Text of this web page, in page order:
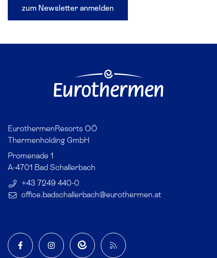
zum Newsletter anmelden
EurothermenResorts OÖ
Thermenholding GmbH
Promenade 1
A-4701 Bad Schallerbach
+43 7249 440-0
office.badschallerbach​@eurothermen.at
FacebookInstagramApp Blog